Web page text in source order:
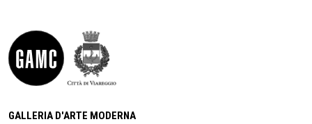
GALLERIA D'ARTE MODERNA